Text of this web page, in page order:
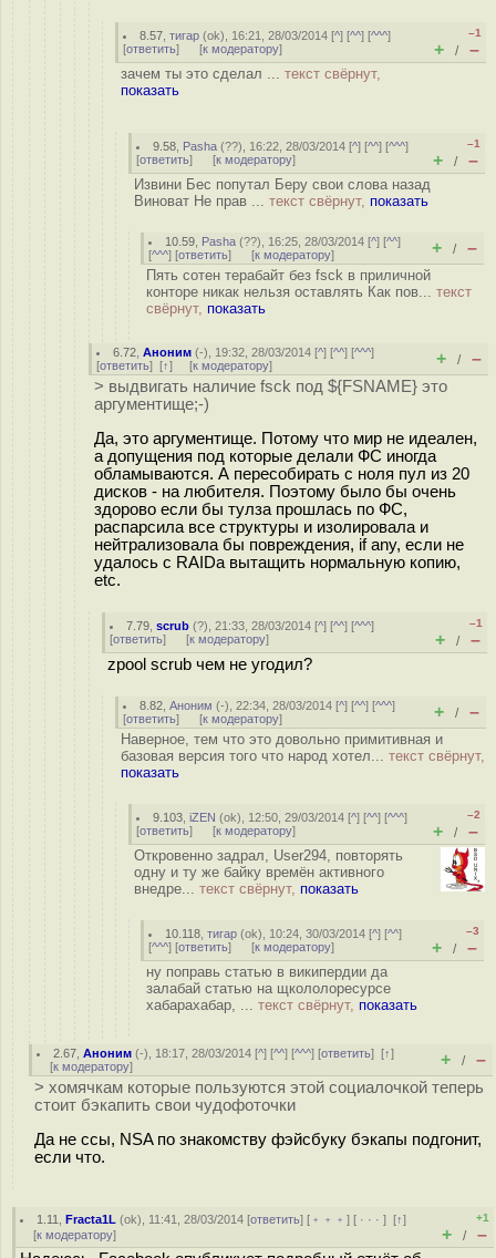
8.57 ,тигар (ok), 16:21, 28/03/2014 [^] [^^] [^^^]
[ответить] [к модератору]
–1
+ / –
зачем ты это сделал ... текст свёрнут,
показать
9.58 Pasha (??), 16:22, 28/03/2014 [^] [^^] [^^^]
[ответить] [к модератору]
–1
+ / –
Извини Бес попутал Беру свои слова назад
Виноват Не прав ... текст свёрнут, показать
10.59 Pasha (??), 16:25, 28/03/2014 [^] [^^]
[^^^] [ответить] [к модератору] + / –
Пять сотен терабайт без fsck в приличной
конторе никак нельзя оставлять Как пов... текст
свёрнут, показать
6.72 ,Аноним (-), 19:32, 28/03/2014 [^] [^^] [^^^]
[ответить] [↑] [к модератору] + / –
> выдвигать наличие fsck под ${FSNAME} это
аргументище;-)
Да, это аргументище. Потому что мир не идеален,
а допущения под которые делали ФС иногда
обламываются. А пересобирать с ноля пул из 20
дисков - на любителя. Поэтому было бы очень
здорово если бы тулза прошлась по ФС,
распарсила все структуры и изолировала и
нейтрализовала бы повреждения, if any, если не
удалось с RAIDа вытащить нормальную копию,
etc.
7.79 ,scrub (?), 21:33, 28/03/2014 [^] [^^] [^^^]
[ответить] [к модератору]
–1
+ / –
zpool scrub чем не угодил?
8.82 ,Аноним (-), 22:34, 28/03/2014 [^] [^^] [^^^]
[ответить] [к модератору] + / –
Наверное, тем что это довольно примитивная и
базовая версия того что народ хотел... текст свёрнут,
показать
9.103 ,iZEN (ok), 12:50, 29/03/2014 [^] [^^] [^^^]
[ответить] [к модератору]
–2
+ / –
Откровенно задрал, User294, повторять
одну и ту же байку времён активного
внедре... текст свёрнут, показать
10.118 ,тигар (ok), 10:24, 30/03/2014 [^] [^^]
[^^^] [ответить] [к модератору]
–3
+ / –
ну поправь статью в википердии да
залабай статью на щкололоресурсе
хабарахабар, ... текст свёрнут, показать
2.67 ,Аноним (-), 18:17, 28/03/2014 [^] [^^] [^^^] [ответить][↑]
[к модератору] + / –
> хомячкам которые пользуются этой социалочкой теперь
стоит бэкапить свои чудофоточки
Да не ссы, NSA по знакомству фэйсбуку бэкапы подгонит,
если что.
1.11 ,Fracta1L (ok), 11:41, 28/03/2014 [ответить] [ ﹢﹢﹢] [ · · ·][↑]
[к модератору]
+1
+ / –